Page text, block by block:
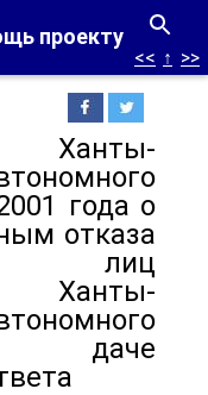
проекту
<< ↑ >>
Ханты-
года о
отказа
лиц
Ханты-
даче